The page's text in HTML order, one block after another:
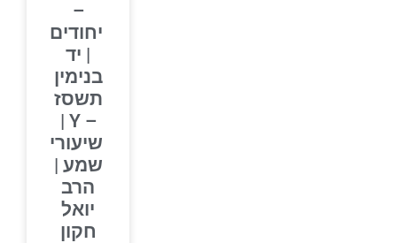
יחודים
| יד
בנימין
תשסז
– Y |
שיעורי
שמע |
הרב
יואל
חקון